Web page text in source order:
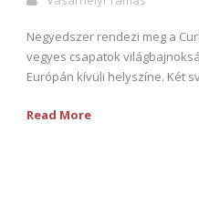
Negyedszer rendezi meg a
vegyes csapatok
Európán kívüli helyszíne. Két
Read More